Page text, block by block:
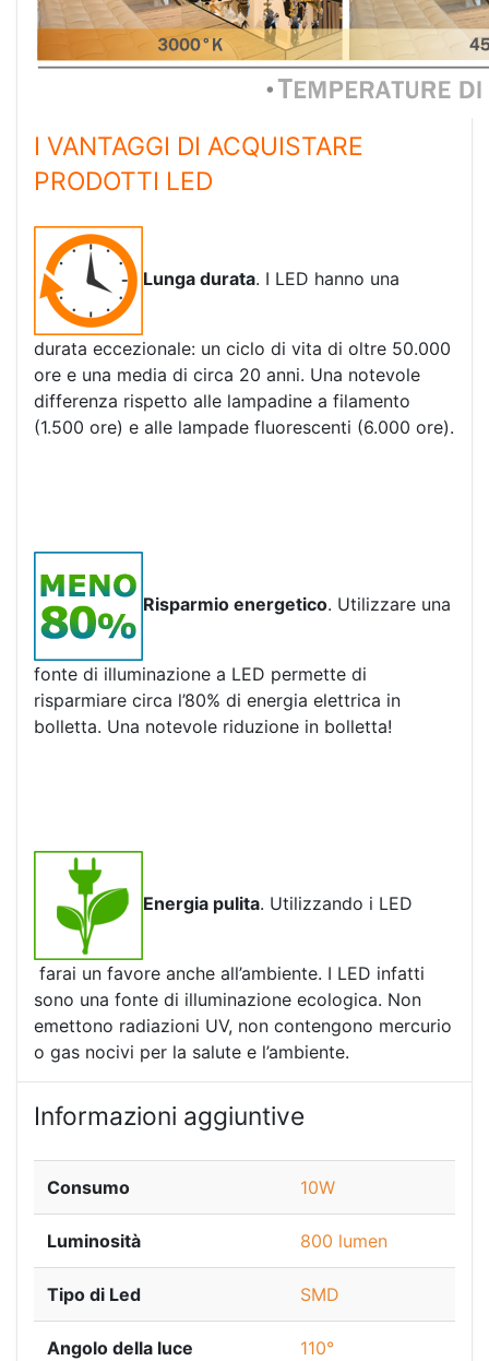
I VANTAGGI DI ACQUISTARE
PRODOTTI LED
Lunga durata. I LED hanno una
durata eccezionale: un ciclo di vita di oltre 50.000
ore e una media di circa 20 anni. Una notevole
differenza rispetto alle lampadine a filamento
(1.500 ore) e alle lampade fluorescenti (6.000 ore).
Risparmio energetico. Utilizzare una
fonte di illuminazione a LED permette di
risparmiare circa l’80% di energia elettrica in
bolletta. Una notevole riduzione in bolletta!
Energia pulita. Utilizzando i LED
farai un favore anche all’ambiente. I LED infatti
sono una fonte di illuminazione ecologica. Non
emettono radiazioni UV, non contengono mercurio
o gas nocivi per la salute e l’ambiente.
Informazioni aggiuntive
Consumo 10W
Luminosità 800 lumen
Tipo di Led SMD
Angolo della luce 110°